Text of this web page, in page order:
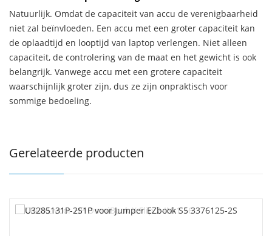
Natuurlijk. Omdat de capaciteit van accu de verenigbaarheid
niet zal beïnvloeden. Een accu met een groter capaciteit kan
de oplaadtijd en looptijd van laptop verlengen. Niet alleen
capaciteit, de controlering van de maat en het gewicht is ook
belangrijk. Vanwege accu met een grotere capaciteit
waarschijnlijk groter zijn, dus ze zijn onpraktisch voor
sommige bedoeling.
Gerelateerde producten